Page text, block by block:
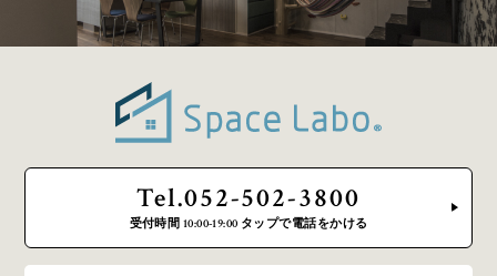
Tel.052-502-3800
受付時間 10:00-19:00 タップで電話をかける